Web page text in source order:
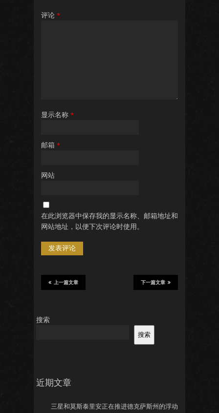
评论 *
显示名称 *
邮箱 *
网站
在此浏览器中保存我的显示名称、邮箱地址和
网站地址，以便下次评论时使用。
下一篇文章
上一篇文章
搜索
搜索
近期文章
三星和莫斯泰里安正在推进德克萨斯州的浮动